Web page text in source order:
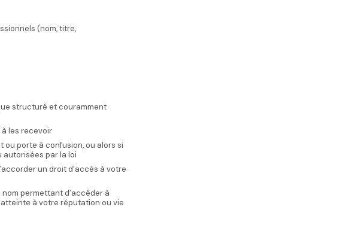
(nom, titre,
structuré et couramment
les recevoir
porte à confusion, ou alors si
autorisées par la loi
un droit d’accès à votre
permettant d’accéder à
à votre réputation ou vie